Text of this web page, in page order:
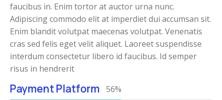
faucibus in. Enim tortor at auctor urna nunc.
Adipiscing commodo elit at imperdiet dui accumsan sit.
Enim blandit volutpat maecenas volutpat. Venenatis
cras sed felis eget velit aliquet. Laoreet suspendisse
interdum consectetur libero id faucibus. Id semper
risus in hendrerit
Payment Platform